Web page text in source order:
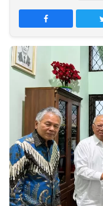
PT
TREETAN
INDONESIA
Partner
Insight
NTB
Suara
Time
Lens
IDN
Daily
Jogja
Jalan
Rakyat
Idealita
News
Kita
Notice
Radar
Baru
Seedbacklink
Follow
Kabarbaru